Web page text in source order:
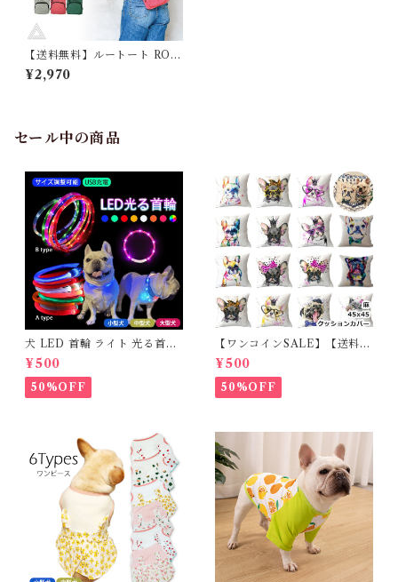
【送料無料】ルートート ROO
TOTE SN.ベビールー.パッカ
ブル-B 13160 ショルダーバッ
ゃれ シンプル レディース メン
¥2,970
セール中の商品
犬 LED 首輪 ライト 光る首輪
USB充電 生活防水 長さ調整可
能 首輪 犬用 ペット カラー ペ
ット用品 軽量 ドッグ用品 フレ
ンチブルドック 大型犬 中型犬
¥500
50%OFF
【ワンコインSALE】【送料無
料】KM503G クッションカバ
ー フレンチブルドッグ クリー
ム フレブル
¥500
50%OFF